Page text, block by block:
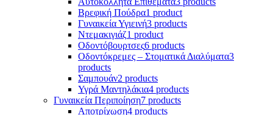
Βρεφική Πούδρα1 product
Γυναικεία Υγιεινή3 products
Ντεμακιγιάζ1 product
Οδοντόβουρτσες6 products
Οδοντόκρεμες – Στοματικά Διαλύματα3
products
Σαμπουάν2 products
Υγρά Μαντηλάκια4 products
Γυναικεία Περιποίηση7 products
Αποτρίχωση4 products